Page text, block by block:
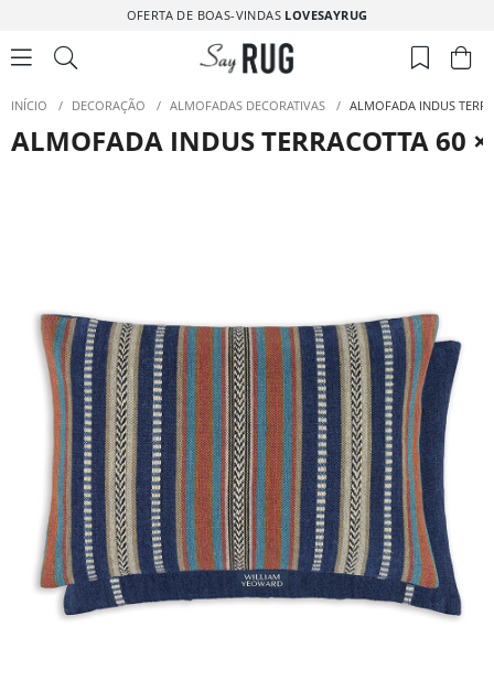
OFERTA DE BOAS-VINDAS LOVESAYRUG
INÍCIO / DECORAÇÃO / ALMOFADAS DECORATIVAS / ALMOFADA INDUS
ALMOFADA INDUS TERRACOTTA 60